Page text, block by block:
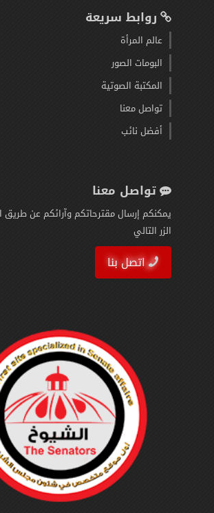
روابط سريعة
عالم المرأة
البومات الصور
المكتبة الصوتية
تواصل معنا
أفضل نائب
تواصل معنا
يمكنكم إرسال مقترحاتكم وآرائكم عن
الزر التالي
اتصل بنا